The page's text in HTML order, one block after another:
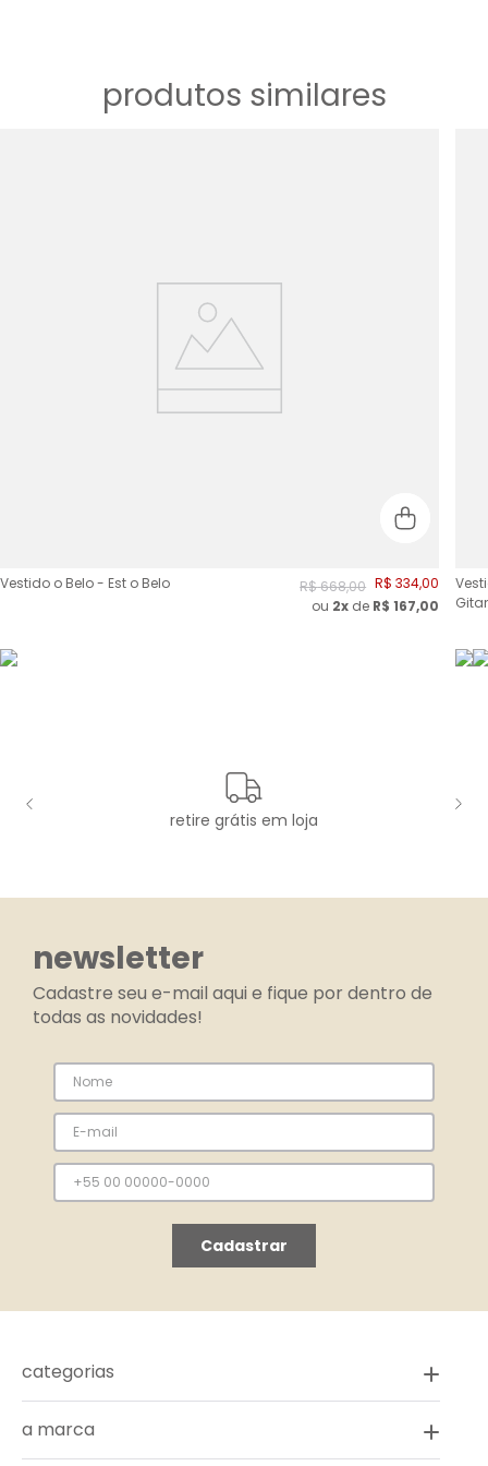
produtos similares
Vestido o Belo - Est o Belo R$668,00 R$ 334,00
ou 2x de R$167,00
retire grátis em loja
newsletter
Cadastre seu e-mail aqui e fique por dentro de
todas as novidades!
Cadastrar
categorias
novidades
a marca